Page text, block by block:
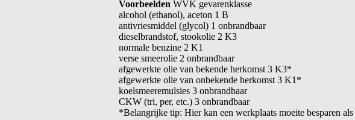
Voorbeelden WVK gevarenklasse
alcohol (ethanol), aceton 1 B
antivriesmiddel (glycol) 1 onbrandbaar
dieselbrandstof, stookolie 2 K3
normale benzine 2 K1
verse smeerolie 2 onbrandbaar
afgewerkte olie van bekende herkomst 3 K3*
afgewerkte olie van onbekende herkomst 3 K1*
koelsmeeremulsies 3 onbrandbaar
CKW (tri, per, etc.) 3 onbrandbaar
*Belangrijke tip: Hier kan een werkplaats moeite besparen